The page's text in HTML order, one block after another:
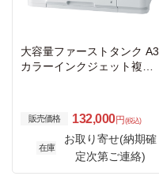
大容量ファーストタンク A3
カラーインクジェット複合
販売価格 132,000円 (税込)
在庫
お取り寄せ(納期確
定次第ご連絡)